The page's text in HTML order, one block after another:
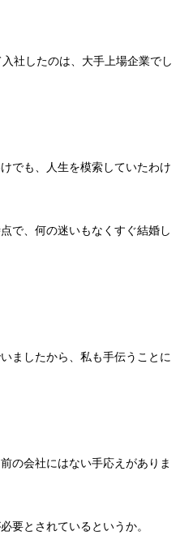
社したのは、大手上場企業でし
でも、人生を模索していたわけ
で、何の迷いもなくすぐ結婚し
ましたから、私も手伝うことに
の会社にはない手応えがありま
要とされているというか。